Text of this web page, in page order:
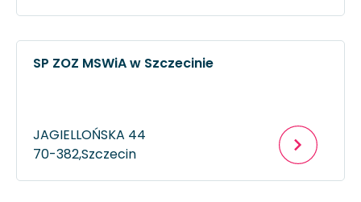
SP ZOZ MSWiA w Szczecinie
JAGIELLOŃSKA 44
70-382,Szczecin